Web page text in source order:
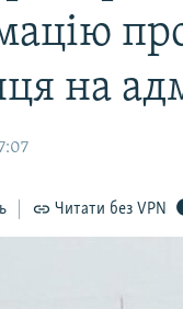
на
Читати без VPN